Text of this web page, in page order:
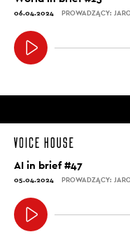
06.04.2024 PROWADZĄCY:
AI in brief #47
05.04.2024 PROWADZĄCY: